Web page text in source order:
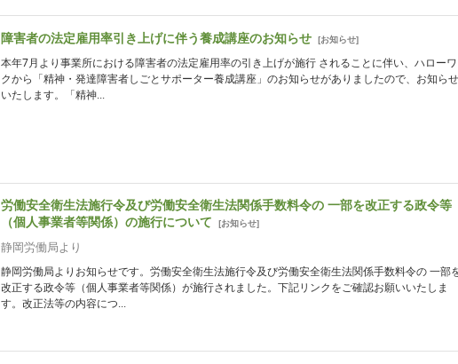
障害者の法定雇用率引き上げに伴う養成講座のお知らせ [お知らせ]
本年7月より事業所における障害者の法定雇用率の引き上げが施行 されることに伴い、ハロー
クから「精神・発達障害者しごとサポーター養成講座」のお知らせがありましたので、お知らせ
いたします。「精神...
労働安全衛生法施行令及び労働安全衛生法関係手数料令の 一部を改正する政令等
（個人事業者等関係）の施行について [お知らせ]
静岡労働局より
静岡労働局よりお知らせです。労働安全衛生法施行令及び労働安全衛生法関係手数料令の 一部
改正する政令等（個人事業者等関係）が施行されました。下記リンクをご確認お願いいたしま
す。改正法等の内容につ...